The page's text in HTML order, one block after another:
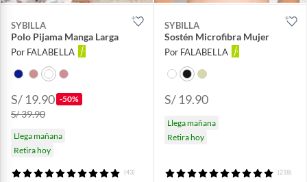
SYBILLA
Polo Pijama Manga Larga
Por FALABELLA
S/ 19.90 -50%
S/ 39.90
Llega mañana
Retira hoy
(43)
SYBILLA
Sostén Microfibra Mujer
Por FALABELLA
S/ 19.90
Llega mañana
Retira hoy
(218)